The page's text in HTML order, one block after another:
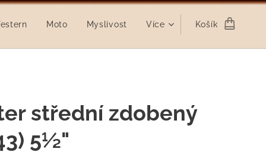
Moto Myslivost Více Košík
střední zdobený
5½"